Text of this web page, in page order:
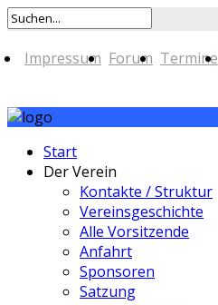
Impressum Forum Termine
Start
Der Verein
Kontakte / Struktur
Vereinsgeschichte
Alle Vorsitzende
Anfahrt
Sponsoren
Satzung